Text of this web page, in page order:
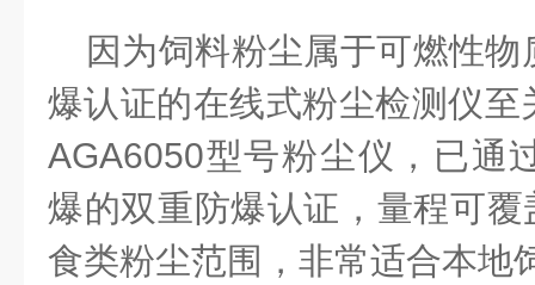
因为饲料粉尘属于可燃性
爆认证的在线式粉尘检测仪至
AGA6050型号粉尘仪 ，已通
爆的双重防爆认证，量程可覆
食类粉尘范围，非常适合本地